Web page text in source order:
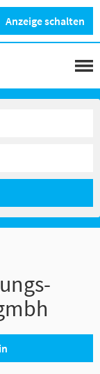
Anzeige schalten